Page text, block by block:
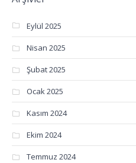
Eylül 2025
Nisan 2025
Şubat 2025
Ocak 2025
Kasım 2024
Ekim 2024
Temmuz 2024